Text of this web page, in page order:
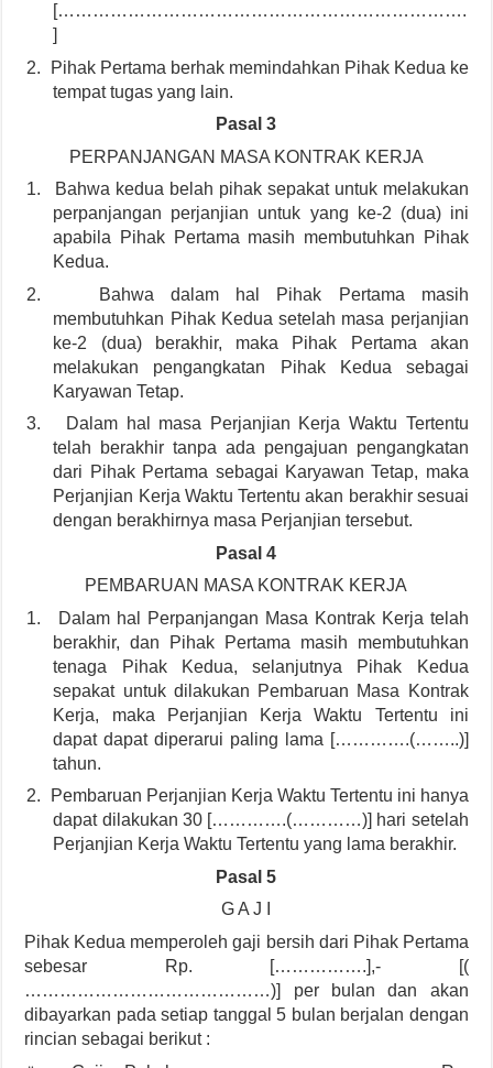
[…………………………………………………………….
]
2.
Pihak Pertama berhak memindahkan Pihak Kedua ke
tempat tugas yang lain.
Pasal 3
PERPANJANGAN MASA KONTRAK KERJA
1.
Bahwa kedua belah pihak sepakat untuk melakukan
perpanjangan perjanjian untuk yang ke-2 (dua) ini
apabila Pihak Pertama masih membutuhkan Pihak
Kedua.
2.
Bahwa dalam hal Pihak Pertama masih
membutuhkan Pihak Kedua setelah masa perjanjian
ke-2 (dua) berakhir, maka Pihak Pertama akan
melakukan pengangkatan Pihak Kedua sebagai
Karyawan Tetap.
3.
Dalam hal masa Perjanjian Kerja Waktu Tertentu
telah berakhir tanpa ada pengajuan pengangkatan
dari Pihak Pertama sebagai Karyawan Tetap, maka
Perjanjian Kerja Waktu Tertentu akan berakhir sesuai
dengan berakhirnya masa Perjanjian tersebut.
Pasal 4
PEMBARUAN MASA KONTRAK KERJA
1.
Dalam hal Perpanjangan Masa Kontrak Kerja telah
berakhir, dan Pihak Pertama masih membutuhkan
tenaga Pihak Kedua, selanjutnya Pihak Kedua
sepakat untuk dilakukan Pembaruan Masa Kontrak
Kerja, maka Perjanjian Kerja Waktu Tertentu ini
dapat dapat diperarui paling lama [………….(……..)]
tahun.
2.
Pembaruan Perjanjian Kerja Waktu Tertentu ini hanya
dapat dilakukan 30 [………….(…………)] hari setelah
Perjanjian Kerja Waktu Tertentu yang lama berakhir.
Pasal 5
G A J I
Pihak Kedua memperoleh gaji bersih dari Pihak Pertama
sebesar Rp. […………….],- [(
……………………………………)] per bulan dan akan
dibayarkan pada setiap tanggal 5 bulan berjalan dengan
rincian sebagai berikut :